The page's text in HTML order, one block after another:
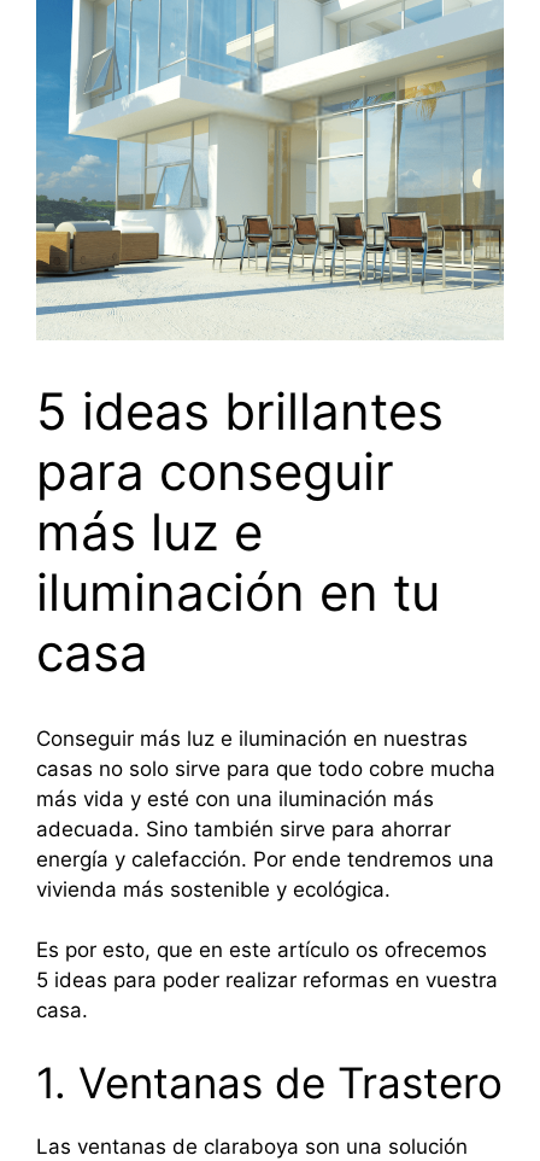
5 ideas brillantes
para conseguir
más luz e
iluminación en tu
casa
Conseguir más luz e iluminación en nuestras
casas no solo sirve para que todo cobre mucha
más vida y esté con una iluminación más
adecuada. Sino también sirve para ahorrar
energía y calefacción. Por ende tendremos una
vivienda más sostenible y ecológica.
Es por esto, que en este artículo os ofrecemos
5 ideas para poder realizar reformas en vuestra
casa.
1. Ventanas de Trastero
Las ventanas de claraboya son una solución